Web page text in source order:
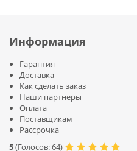
Информация
Гарантия
Доставка
Как сделать заказ
Наши партнеры
Оплата
Поставщикам
Рассрочка
5(Голосов:64)